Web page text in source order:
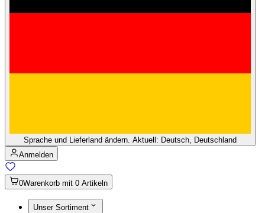
Sprache und Lieferland ändern. Aktuell: Deutsch, Deutschland
Anmelden
0Warenkorb mit 0 Artikeln
Unser Sortiment